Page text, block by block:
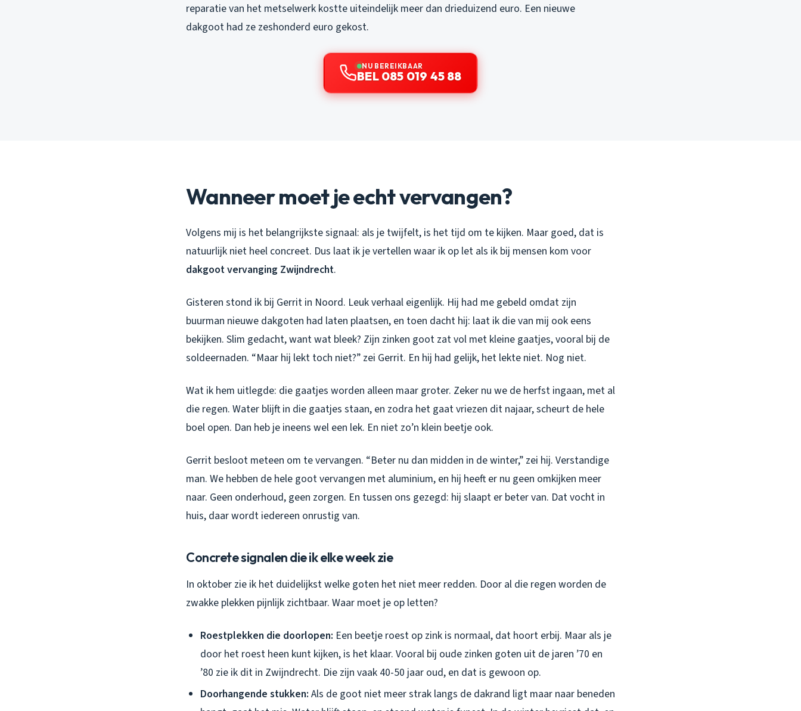
reparatie van het metselwerk kostte uiteindelijk meer dan drieduizend euro. Een nieuwe
dakgoot had ze zeshonderd euro gekost.
NU BEREIKBAAR
BEL 085 019 45 88
Wanneer moet je echt vervangen?
Volgens mij is het belangrijkste signaal: als je twijfelt, is het tijd om te kijken. Maar goed, dat is
natuurlijk niet heel concreet. Dus laat ik je vertellen waar ik op let als ik bij mensen kom voor
dakgoot vervanging Zwijndrecht.
Gisteren stond ik bij Gerrit in Noord. Leuk verhaal eigenlijk. Hij had me gebeld omdat zijn
buurman nieuwe dakgoten had laten plaatsen, en toen dacht hij: laat ik die van mij ook eens
bekijken. Slim gedacht, want wat bleek? Zijn zinken goot zat vol met kleine gaatjes, vooral bij de
soldeernaden. “Maar hij lekt toch niet?” zei Gerrit. En hij had gelijk, het lekte niet. Nog niet.
Wat ik hem uitlegde: die gaatjes worden alleen maar groter. Zeker nu we de herfst ingaan, met al
die regen. Water blijft in die gaatjes staan, en zodra het gaat vriezen dit najaar, scheurt de hele
boel open. Dan heb je ineens wel een lek. En niet zo’n klein beetje ook.
Gerrit besloot meteen om te vervangen. “Beter nu dan midden in de winter,” zei hij. Verstandige
man. We hebben de hele goot vervangen met aluminium, en hij heeft er nu geen omkijken meer
naar. Geen onderhoud, geen zorgen. En tussen ons gezegd: hij slaapt er beter van. Dat vocht in
huis, daar wordt iedereen onrustig van.
Concrete signalen die ik elke week zie
In oktober zie ik het duidelijkst welke goten het niet meer redden. Door al die regen worden de
zwakke plekken pijnlijk zichtbaar. Waar moet je op letten?
Roestplekken die doorlopen: Een beetje roest op zink is normaal, dat hoort erbij. Maar als je
door het roest heen kunt kijken, is het klaar. Vooral bij oude zinken goten uit de jaren ’70 en
’80 zie ik dit in Zwijndrecht. Die zijn vaak 40-50 jaar oud, en dat is gewoon op.
Doorhangende stukken: Als de goot niet meer strak langs de dakrand ligt maar naar beneden